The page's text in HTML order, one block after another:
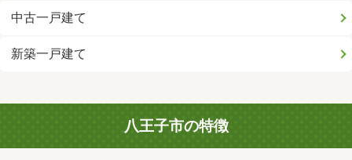
中古一戸建て
新築一戸建て
八王子市の特徴